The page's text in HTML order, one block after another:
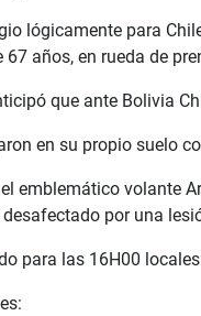
lógicamente para
67 años, en rueda de
que ante Bolivia
en su propio suelo
emblemático volante
por una
para las 16H00